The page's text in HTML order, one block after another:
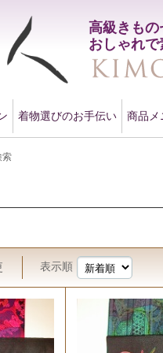
高級きも
おしゃれ
着物選びのお手伝い 商品メ
索
表示順